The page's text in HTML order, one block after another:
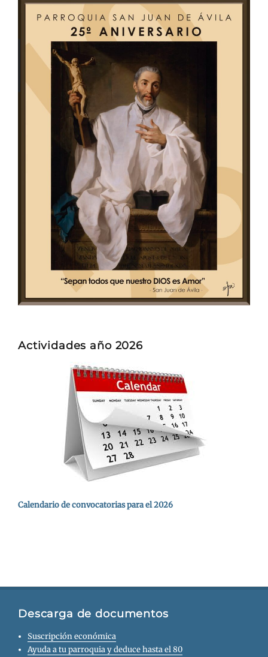
Actividades año 2026
Calendario de convocatorias para el 2026
Descarga de documentos
Suscripción económica
Ayuda a tu parroquia y deduce hasta el 80